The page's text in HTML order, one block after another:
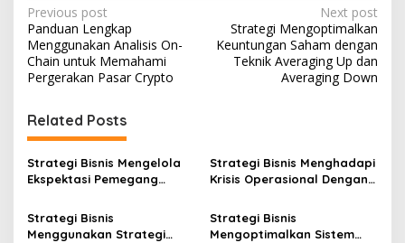
Post
navigation
Previous post
Panduan Lengkap
Menggunakan Analisis On-
Chain untuk Memahami
Pergerakan Pasar Crypto
Next post
Strategi Mengoptimalkan
Keuntungan Saham dengan
Teknik Averaging Up dan
Averaging Down
Related Posts
Strategi Bisnis Mengelola
Ekspektasi Pemegang
Usaha Lebih Stabil
Strategi Bisnis Menghadapi
Krisis Operasional Dengan
Risiko Tepat
Strategi Bisnis
Menggunakan Strategi
Strategi Bisnis
Mengoptimalkan Sistem